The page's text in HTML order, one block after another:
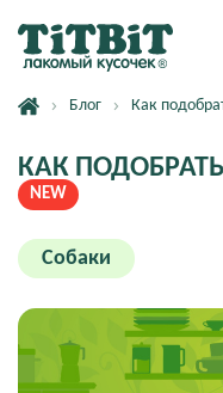
Блог Как
КАК
NEW
Собаки